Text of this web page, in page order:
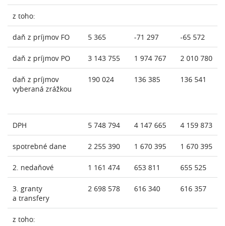
z toho:
daň z príjmov FO 5 365 -71 297 -65 572
daň z príjmov PO 3 143 755 1 974 767 2 010 780
daň z príjmov
vyberaná zrážkou
190 024 136 385 136 541
DPH 5 748 794 4 147 665 4 159 873
spotrebné dane 2 255 390 1 670 395 1 670 395
2. nedaňové 1 161 474 653 811 655 525
3. granty
a transfery
2 698 578 616 340 616 357
z toho: